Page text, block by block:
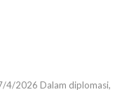
4/2026 Dalam diplomasi,